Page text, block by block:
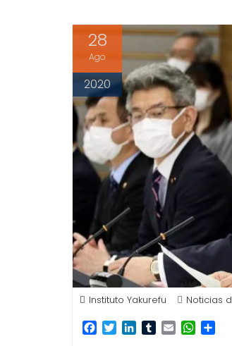
28
Ago
2020
Instituto Yakurefu Noticias
T
T
W